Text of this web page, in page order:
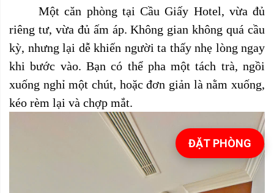
Một căn phòng tại Cầu Giấy Hotel, vừa đủ
riêng tư, vừa đủ ấm áp. Không gian không quá cầu
kỳ, nhưng lại dễ khiến người ta thấy nhẹ lòng ngay
khi bước vào. Bạn có thể pha một tách trà, ngồi
xuống nghỉ một chút, hoặc đơn giản là nằm xuống,
kéo rèm lại và chợp mắt.
ĐẶT PHÒNG